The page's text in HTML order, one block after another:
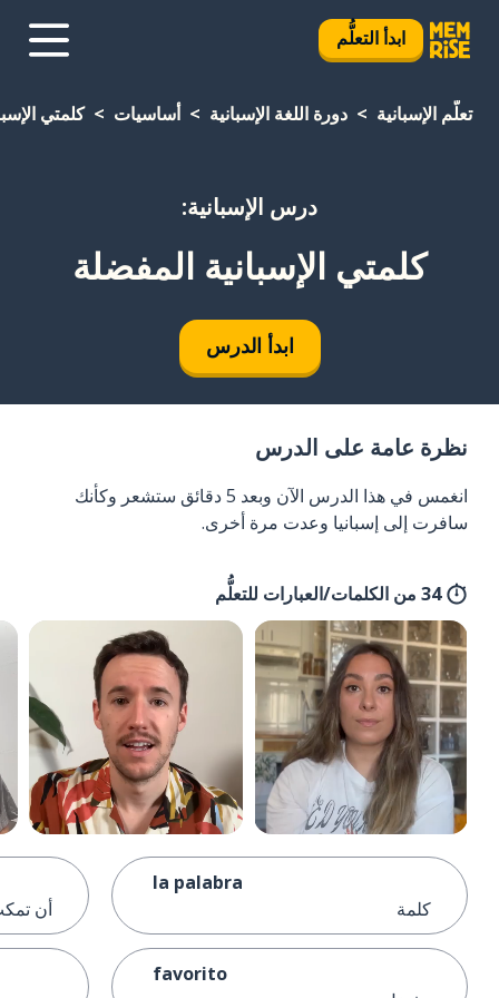
ابدأ التعلُّم
تعلَّم الإسبانية دورة اللغة الإسبانية أساسيات كلمتي
درس الإسبانية:
كلمتي الإسبانية المفضلة
ابدأ الدرس
نظرة عامة على الدرس
انغمس في هذا الدرس الآن وبعد 5 دقائق ستشعر وكأنك
سافرت إلى إسبانيا وعدت مرة أخرى.
34 من الكلمات/العبارات للتعلُّم
la palabra
كلمة
favorito
أن